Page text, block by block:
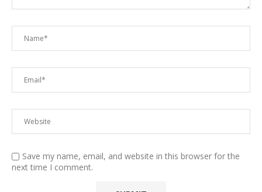
Save my name, email, and website in this browser for the
next time I comment.